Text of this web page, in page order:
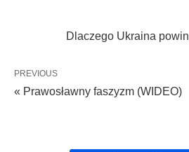
Dlaczego Ukraina
PREVIOUS
« Prawosławny faszyzm (WIDEO)